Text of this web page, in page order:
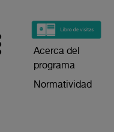
Acerca del
programa
Normatividad